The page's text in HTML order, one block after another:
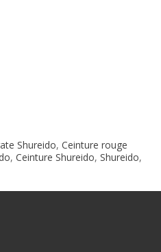
Shureido, Ceinture rouge
, Ceinture Shureido, Shureido,